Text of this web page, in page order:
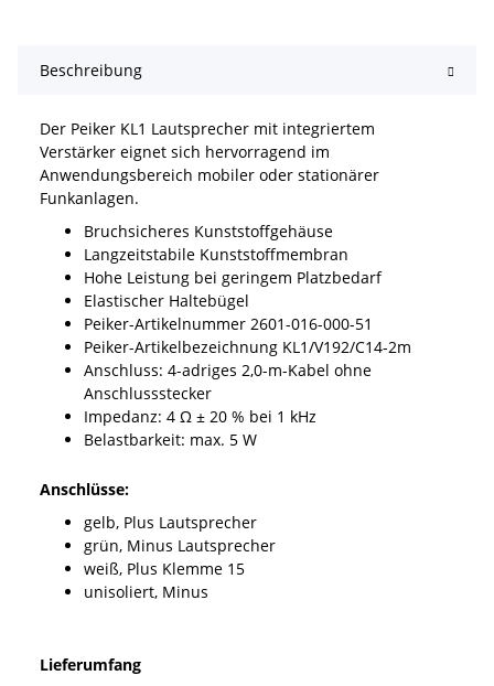
Beschreibung
Der Peiker KL1 Lautsprecher mit integriertem
Verstärker eignet sich hervorragend im
Anwendungsbereich mobiler oder stationärer
Funkanlagen.
Bruchsicheres Kunststoffgehäuse
Langzeitstabile Kunststoffmembran
Hohe Leistung bei geringem Platzbedarf
Elastischer Haltebügel
Peiker-Artikelnummer 2601-016-000-51
Peiker-Artikelbezeichnung KL1/V192/C14-2m
Anschluss: 4-adriges 2,0-m-Kabel ohne
Anschlussstecker
Impedanz: 4 Ω ± 20 % bei 1 kHz
Belastbarkeit: max. 5 W
Anschlüsse:
gelb, Plus Lautsprecher
grün, Minus Lautsprecher
weiß, Plus Klemme 15
unisoliert, Minus
Lieferumfang